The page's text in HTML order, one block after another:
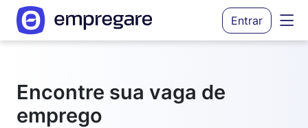
Entrar
Encontre sua vaga de
emprego